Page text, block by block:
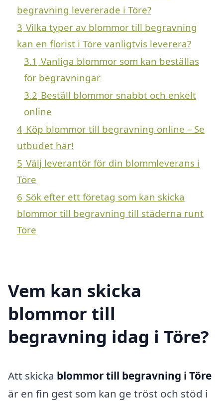
begravning levererade i Töre?
3 Vilka typer av blommor till begravning
kan en florist i Töre vanligtvis leverera?
3.1 Vanliga blommor som kan beställas
för begravningar
3.2 Beställ blommor snabbt och enkelt
online
4 Köp blommor till begravning online – Se
utbudet här!
5 Välj leverantör för din blommleverans i
Töre
6 Sök efter ett företag som kan skicka
blommor till begravning till städerna runt
Töre
Vem kan skicka
blommor till
begravning idag i Töre?
Att skicka blommor till begravning i Töre
är en fin gest som kan ge tröst och stöd i